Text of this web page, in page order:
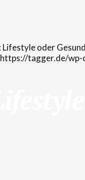
https://tagger.de/